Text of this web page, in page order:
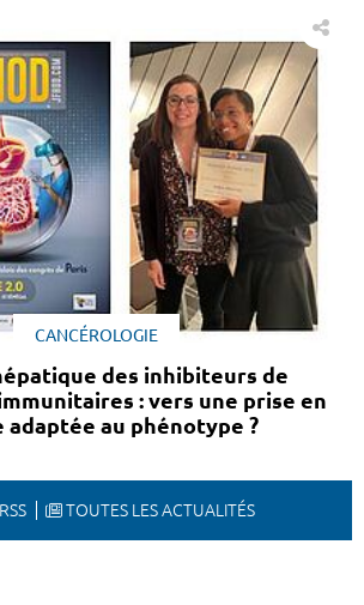
CANCÉROLOGIE
des inhibiteurs de
: vers une prise en
adaptée au phénotype ?
TOUTES LES ACTUALITÉS